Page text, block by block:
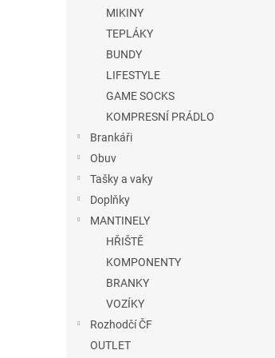
MIKINY
TEPLÁKY
BUNDY
LIFESTYLE
GAME SOCKS
KOMPRESNÍ PRÁDLO
Brankáři
Obuv
Tašky a vaky
Doplňky
MANTINELY
HŘIŠTĚ
KOMPONENTY
BRANKY
VOZÍKY
Rozhodčí ČF
OUTLET